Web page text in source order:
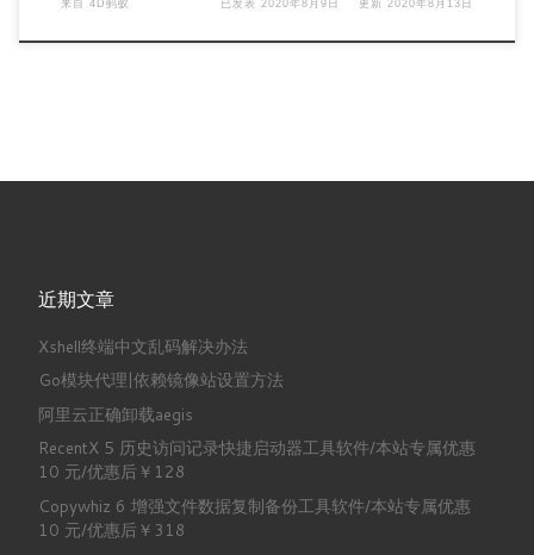
来自 4D蚂蚁 已发表2020年8月9日 更新2020年8月13日
近期文章
Xshell终端中文乱码解决办法
Go模块代理|依赖镜像站设置方法
阿里云正确卸载aegis
RecentX 5 历史访问记录快捷启动器工具软件/本站专属优惠
10 元/优惠后￥128
Copywhiz 6 增强文件数据复制备份工具软件/本站专属优惠
10 元/优惠后￥318